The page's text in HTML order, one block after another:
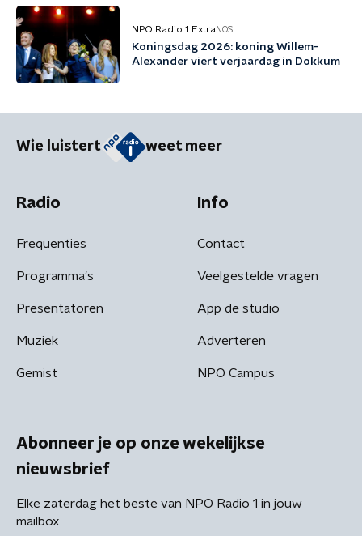
NPO Radio 1 Extra NOS
Koningsdag 2026: koning Willem-
Alexander viert verjaardag in Dokkum
Wie luistert weet meer
Radio
Frequenties
Programma's
Presentatoren
Muziek
Gemist
Info
Contact
Veelgestelde vragen
App de studio
Adverteren
NPO Campus
Abonneer je op onze wekelijkse
nieuwsbrief
Elke zaterdag het beste van NPO Radio 1 in jouw
mailbox